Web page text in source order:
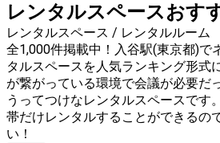
レンタルスペースおす
レンタルスペース / レンタルルーム
全1,000件掲載中！入谷駅(東京都)で
タルスペースを人気ランキング形式
が繋がっている環境で会議が必要だ
うってつけなレンタルスペースです
帯だけレンタルすることができるの
い！